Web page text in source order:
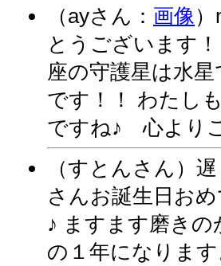
（ayさん： 画像
とうございます
座の守護星は水
です！！ わたし
ですね♪ 心より
（すとんさん）
さんお誕生日お
♪ ますます磨き
の１年になりま